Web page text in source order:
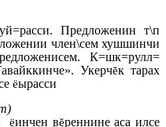
Предложенин т\п
член\сем хушшинчи
К=шк=рулл=
Укерчĕк тарах
ёырасси
ёинчен вĕреннине аса илсе